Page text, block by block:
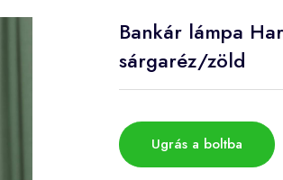
Bankár lámpa
sárgaréz/zöld
Ugrás a boltba